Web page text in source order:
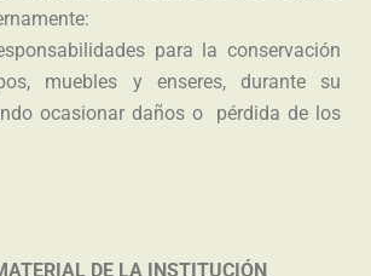
para la conservación
muebles y enseres, durante su
ocasionar daños o pérdida de los
DE LA INSTITUCIÓN